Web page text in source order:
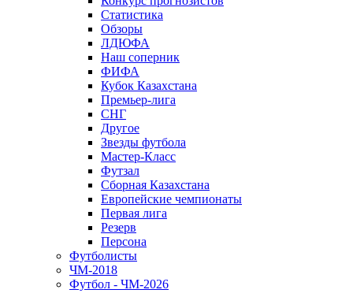
Статистика
Обзоры
ЛДЮФА
Наш соперник
ФИФА
Кубок Казахстана
Премьер-лига
СНГ
Другое
Звезды футбола
Мастер-Класс
Футзал
Сборная Казахстана
Европейские чемпионаты
Первая лига
Резерв
Персона
Футболисты
ЧМ-2018
Футбол - ЧМ-2026